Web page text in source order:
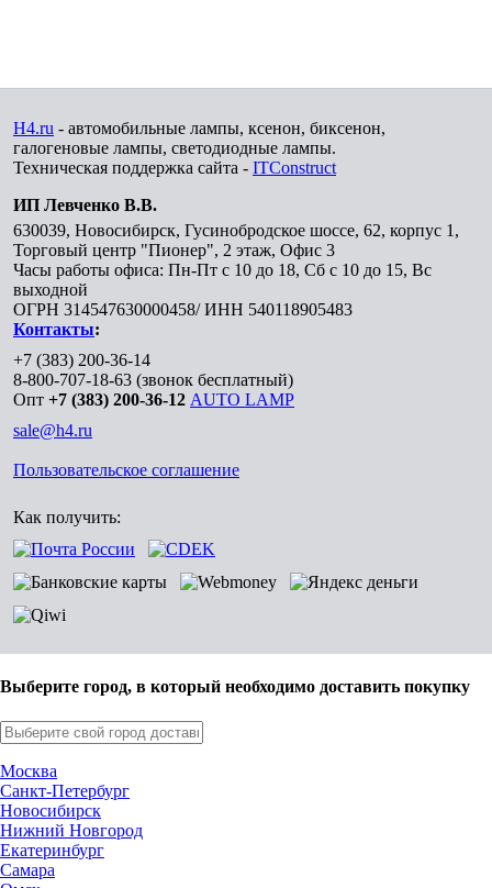
H4.ru - автомобильные лампы, ксенон, биксенон,
галогеновые лампы, светодиодные лампы.
Техническая поддержка сайта - ITConstruct
ИП Левченко В.В.
630039, Новосибирск, Гусинобродское шоссе, 62, корпус 1,
Торговый центр "Пионер", 2 этаж, Офис 3
Часы работы офиса: Пн-Пт с 10 до 18, Сб с 10 до 15, Вс
выходной
ОГРН 314547630000458/ ИНН 540118905483
Контакты:
+7 (383) 200-36-14
8-800-707-18-63 (звонок бесплатный)
Опт +7 (383) 200-36-12 AUTO LAMP
sale@h4.ru
Пользовательское соглашение
Как получить:
Выберите город, в который необходимо доставить покупку
Москва
Санкт-Петербург
Новосибирск
Нижний Новгород
Екатеринбург
Самара